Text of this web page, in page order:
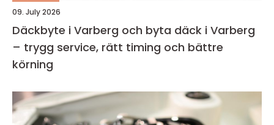
09. July 2026
Däckbyte i Varberg och byta däck i Varberg
– trygg service, rätt timing och bättre
körning